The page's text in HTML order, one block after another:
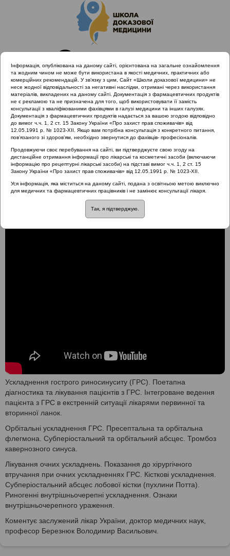
Головна
Проведені заходи
EPOS Congress 2020 | Фокус: Риносинусит
Грізні симптоми ГРС. Дії фахівців різного рівня
Грізні симптоми ГРС. Дії
фахівців різного рівня
Ускладнення гострого риносинуситу (ГРС). Поетапна
діагностика та лікування пацієнтів з ГРС. Інтегроване ведення
пацієнта з ГРС в екстренній ситуації лікарями первинної та
вторинної ланок.
Орбітальні ускладнення ГРС. Пресептальна та орбітальна
флегмона. Субперіостальний та орбітальний абсцес. Тромбоз
кавернозного синуса.
Лікування очних ускладнень. Показання до хірургічного
втручання при очних ускладненнях ГРС. Кісткові ускладнення.
Субперіостальний абсцес лобової кістки (пухлини Потта).
Риногенні внутрішньочерепні ускладнення. Ознаки
внутрішньочерепного ураження.
Коментує заслужений лікар України, доктор медичних наук,
професор Березнюк Володимир Васильович.
Інформація, опублікована на даному сайті, орієнтована на загальне ознайомлення
та жодним чином не може бути використана в якості медичних, практичних або
комерційних рекомендацій. У зв’язку з цим, Сайт «Школи доказової медицини» не
несе жодної відповідальності за негативні наслідки, отримані через використання
матеріалів, викладених на даному сайті. Документація з фармацевтичних продуктів
не є рекламою та не призначена для того, щоб використовувати її замість
консультації з кваліфікованими фахівцями в галузі медицини та інших галузях.
Документація з фармацевтичних продуктів надається за вашою згодою відповідно
до вимог ч.ч. 1, 2 ст. 15 Закону України «Про захист прав споживачів» від
12.05.1991 р. № 1023-XII. Якщо вам потрібна консультація з конкретного питання,
пов’язаного зі здоров’ям, необхідно звернутися до фахівців- професіоналів.
Продовжуючи своє перебування на сайті, ви підтверджуєте свою згоду на
дистанційне отримання інформації про лікарські та косметичні засоби (включаючи
інформацію про рецептурні лікарські засоби) на підставі вимог ч.ч. 1, 2 ст. 15
Закону України «Про захист прав споживачів» від 12.05.1991 р. № 1023-XII.
Уся інформація, яка міститься на даному сайті, подана з освітньою метою виключно
для медичних та фармацевтичних працівників і не замінює консультації лікаря.
Так, я підтверджую.